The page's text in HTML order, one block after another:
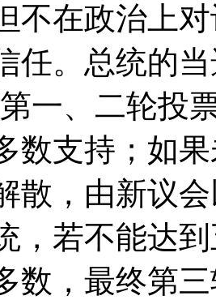
不在政治上
任。总统的
一、二轮投
数支持；如
散，由新议
，若不能达
数，最终第